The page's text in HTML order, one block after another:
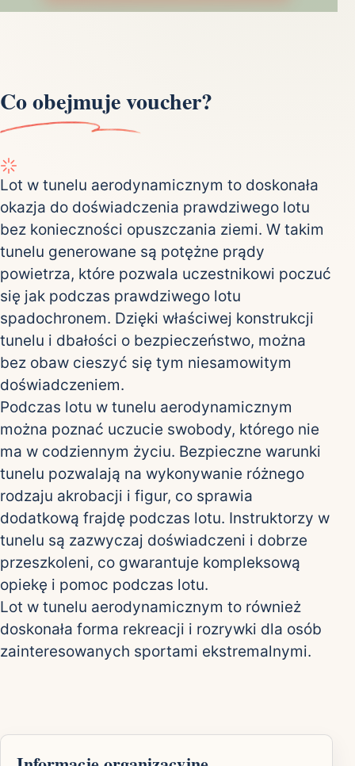
Co obejmuje voucher?
Lot w tunelu aerodynamicznym to doskonała
okazja do doświadczenia prawdziwego lotu
bez konieczności opuszczania ziemi. W takim
tunelu generowane są potężne prądy
powietrza, które pozwala uczestnikowi poczuć
się jak podczas prawdziwego lotu
spadochronem. Dzięki właściwej konstrukcji
tunelu i dbałości o bezpieczeństwo, można
bez obaw cieszyć się tym niesamowitym
doświadczeniem.
Podczas lotu w tunelu aerodynamicznym
można poznać uczucie swobody, którego nie
ma w codziennym życiu. Bezpieczne warunki
tunelu pozwalają na wykonywanie różnego
rodzaju akrobacji i figur, co sprawia
dodatkową frajdę podczas lotu. Instruktorzy w
tunelu są zazwyczaj doświadczeni i dobrze
przeszkoleni, co gwarantuje kompleksową
opiekę i pomoc podczas lotu.
Lot w tunelu aerodynamicznym to również
doskonała forma rekreacji i rozrywki dla osób
zainteresowanych sportami ekstremalnymi.